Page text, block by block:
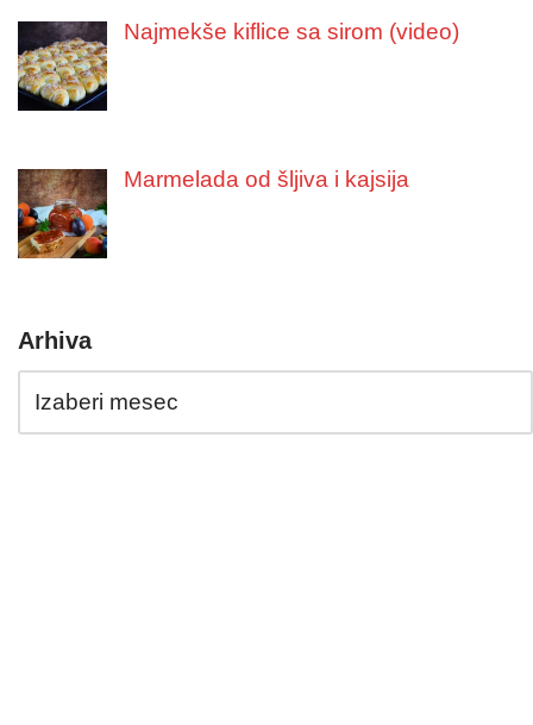
Najmekše kiflice sa sirom (video)
Marmelada od šljiva i kajsija
Arhiva